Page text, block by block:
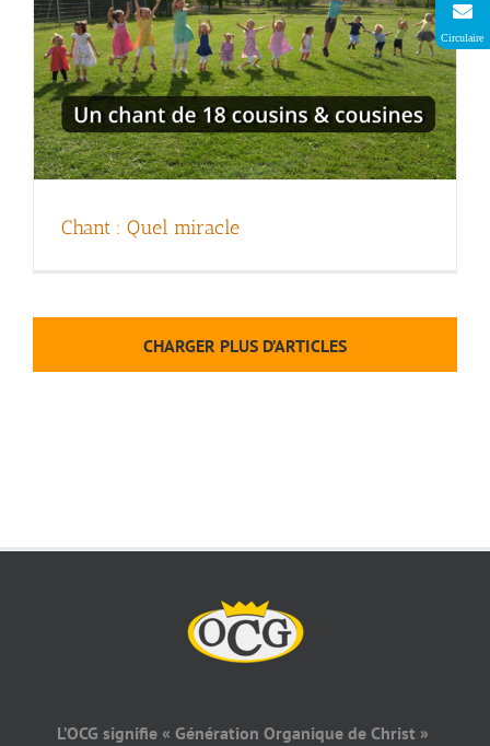
Chant : Quel miracle
CHARGER PLUS D’ARTICLES
L’OCG signifie « Génération Organique de Christ »
Circulaire